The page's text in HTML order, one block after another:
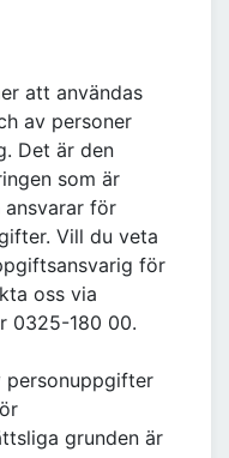
att användas
av personer
Det är den
som är
för
Vill du veta
för
oss via
0325-180 00.
personuppgifter
grunden är